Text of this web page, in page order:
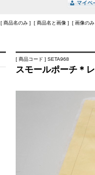
[ 商品名のみ ] [ 商品名と画像 ] [ 画像のみ
[ 商品コード ] SETA968
スモールポーチ＊